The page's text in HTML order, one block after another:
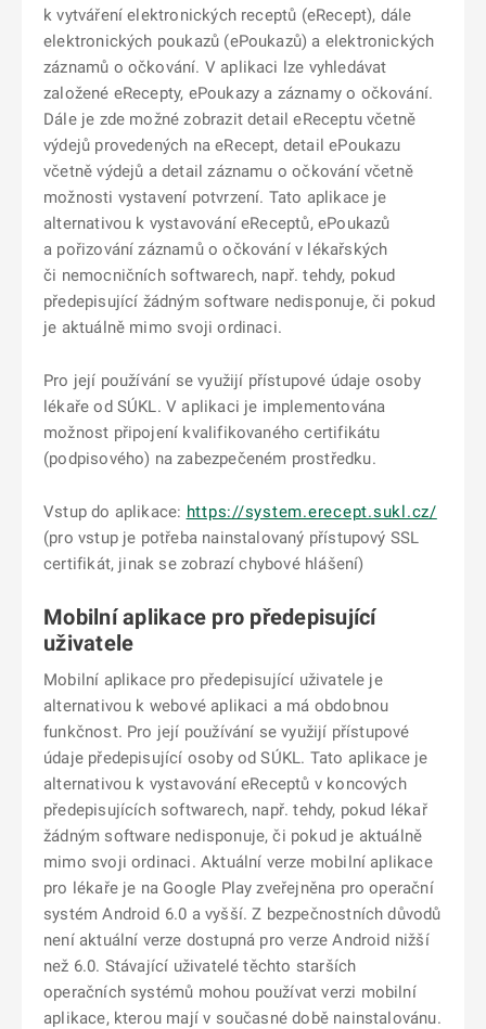
k vytváření elektronických receptů (eRecept), dále
elektronických poukazů (ePoukazů) a elektronických
záznamů o očkování. V aplikaci lze vyhledávat
založené eRecepty, ePoukazy a záznamy o očkování.
Dále je zde možné zobrazit detail eReceptu včetně
výdejů provedených na eRecept, detail ePoukazu
včetně výdejů a detail záznamu o očkování včetně
možnosti vystavení potvrzení. Tato aplikace je
alternativou k vystavování eReceptů, ePoukazů
a pořizování záznamů o očkování v lékařských
či nemocničních softwarech, např. tehdy, pokud
předepisující žádným software nedisponuje, či pokud
je aktuálně mimo svoji ordinaci.
Pro její používání se využijí přístupové údaje osoby
lékaře od SÚKL. V aplikaci je implementována
možnost připojení kvalifikovaného certifikátu
(podpisového) na zabezpečeném prostředku.
Vstup do aplikace: https://system.erecept.sukl.cz/
(pro vstup je potřeba nainstalovaný přístupový SSL
certifikát, jinak se zobrazí chybové hlášení)
Mobilní aplikace pro předepisující
uživatele
Mobilní aplikace pro předepisující uživatele je
alternativou k webové aplikaci a má obdobnou
funkčnost. Pro její používání se využijí přístupové
údaje předepisující osoby od SÚKL. Tato aplikace je
alternativou k vystavování eReceptů v koncových
předepisujících softwarech, např. tehdy, pokud lékař
žádným software nedisponuje, či pokud je aktuálně
mimo svoji ordinaci. Aktuální verze mobilní aplikace
pro lékaře je na Google Play zveřejněna pro operační
systém Android 6.0 a vyšší. Z bezpečnostních důvodů
není aktuální verze dostupná pro verze Android nižší
než 6.0. Stávající uživatelé těchto starších
operačních systémů mohou používat verzi mobilní
aplikace, kterou mají v současné době nainstalovánu.